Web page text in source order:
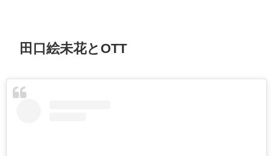
田口絵未花とOTT